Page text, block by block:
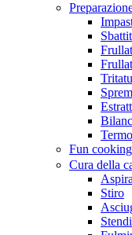
Fun cooking
Cura della
Stiro